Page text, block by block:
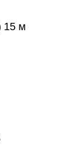
15 м